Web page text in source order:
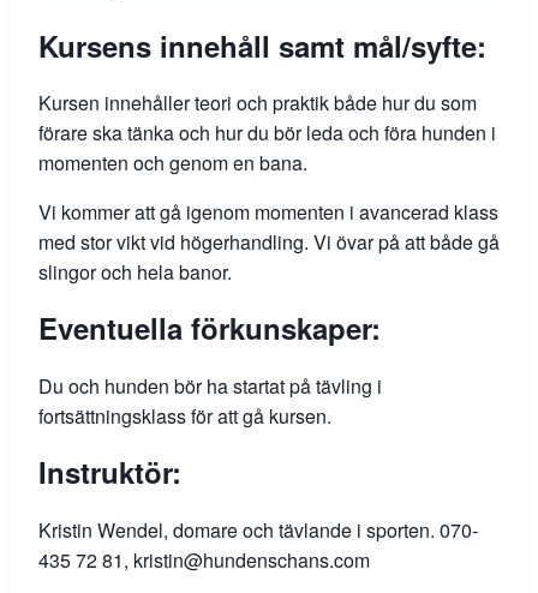
Kursens innehåll samt mål/syfte:
Kursen innehåller teori och praktik både hur du som
förare ska tänka och hur du bör leda och föra hunden i
momenten och genom en bana.
Vi kommer att gå igenom momenten i avancerad klass
med stor vikt vid högerhandling. Vi övar på att både gå
slingor och hela banor.
Eventuella förkunskaper:
Du och hunden bör ha startat på tävling i
fortsättningsklass för att gå kursen.
Instruktör:
Kristin Wendel, domare och tävlande i sporten. 070-
435 72 81, kristin@hundenschans.com